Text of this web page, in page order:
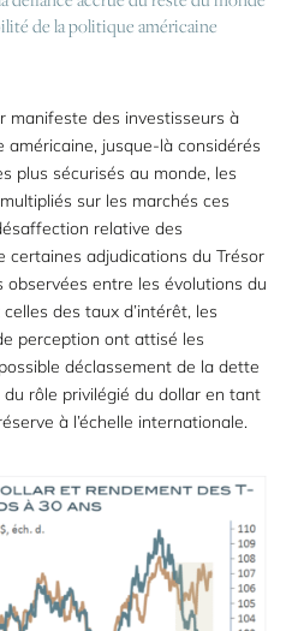
de la politique américaine
manifeste des investisseurs à
américaine, jusque-là considérés
plus sécurisés au monde, les
sur les marchés ces
relative des
certaines adjudications du Trésor
observées entre les évolutions du
des taux d’intérêt, les
perception ont attisé les
déclassement de la dette
rôle privilégié du dollar en tant
à l’échelle internationale.